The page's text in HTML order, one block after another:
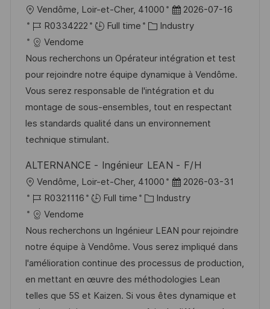
L
o
c
a
t
i
o
n
Vendôme, Loir-et-Cher, 41000
P
o
t
e
d
D
a
2026-07-16
J
o
b
I
d
R0334222 Full time
C
t
e
g
o
r
Industry
Vendome
Nous recherchons un Opérateur intégration et test
pour rejoindre notre équipe dynamique à Vendôme.
Vous serez responsable de l'intégration et du
montage de sous-ensembles, tout en respectant
les standards qualité dans un environnement
technique stimulant.
ALTERNANCE - Ingénieur LEAN - F/H
L
o
c
a
t
i
o
n
Vendôme, Loir-et-Cher, 41000
P
o
t
e
d
D
a
2026-03-31
J
o
b
I
d
R0321116 Full time
C
t
e
g
o
r
Industry
Vendome
Nous recherchons un Ingénieur LEAN pour rejoindre
notre équipe à Vendôme. Vous serez impliqué dans
l'amélioration continue des processus de production,
en mettant en œuvre des méthodologies Lean
telles que 5S et Kaizen. Si vous êtes dynamique et